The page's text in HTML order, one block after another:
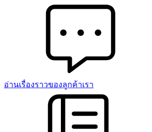
อ่านเรื่องราวของลูกค้าเรา